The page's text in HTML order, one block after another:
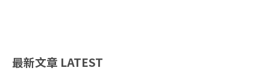
最新文章 LATEST